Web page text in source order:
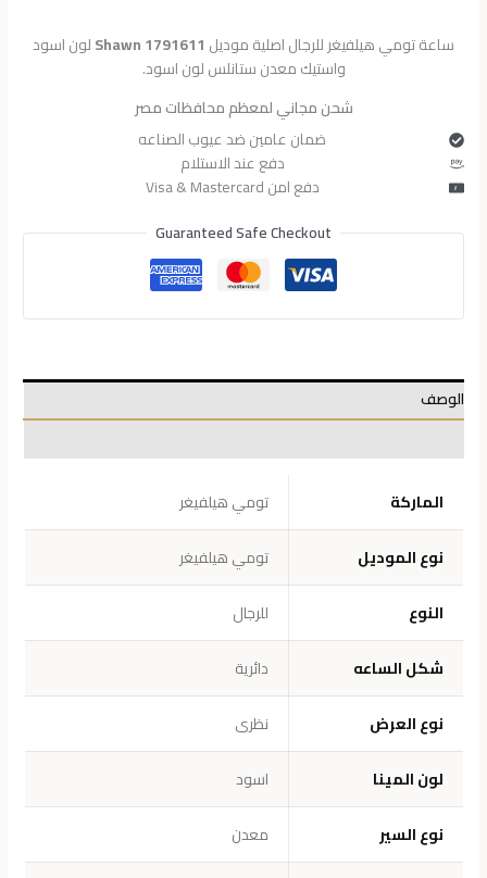
ساعة تومي هيلفيغر للرجال اصلية موديل
لون اسود
واستيك معدن ستانلس لون اسود.
شحن مجاني لمعظم محافظات مصر
ضمان عامين ضد عيوب الصناعه
دفع عند الاستلام
دفع امن Visa & Mastercard
Guaranteed Safe Checkout
الوصف
الماركة
تومي هيلفيغر
نوع الموديل
تومي هيلفيغر
النوع
للرجال
شكل الساعه
دائرية
نوع العرض
نظرى
لون المينا
اسود
نوع السير
معدن